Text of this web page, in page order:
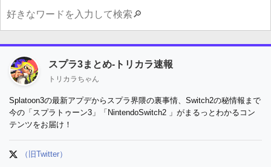
スプラ3まとめ-トリカラ速報
トリカラちゃん
Splatoon3の最新アプデからスプラ界隈の裏事情、Switch2の秘情報まで
今の「スプラトゥーン3」「NintendoSwitch2 」がまるっとわかるコン
テンツをお届け！
（旧Twitter）